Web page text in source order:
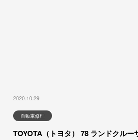
2020.10.29
自動車修理
TOYOTA（トヨタ） 78 ランドクルー